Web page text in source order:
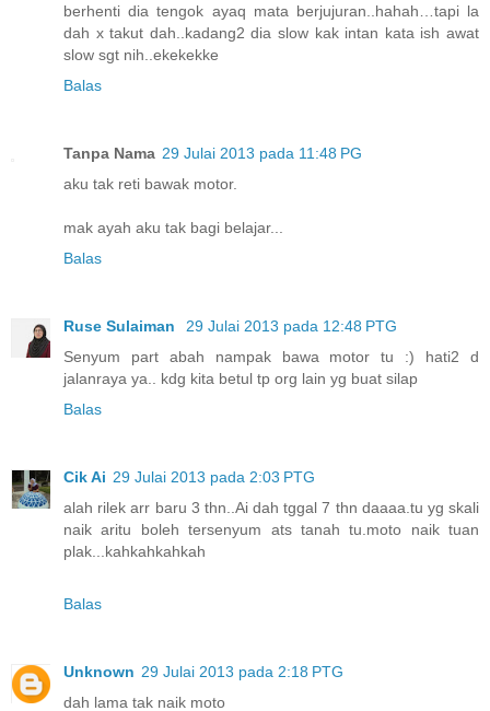
berhenti dia tengok ayaq mata berjujuran..hahah…tapi la
dah x takut dah..kadang2 dia slow kak intan kata ish awat
slow sgt nih..ekekekke
Balas
Tanpa Nama 29 Julai 2013 pada 11:48 PG
aku tak reti bawak motor.
mak ayah aku tak bagi belajar...
Balas
Ruse Sulaiman
29 Julai 2013 pada 12:48 PTG
Senyum part abah nampak bawa motor tu :) hati2 d
jalanraya ya.. kdg kita betul tp org lain yg buat silap
Balas
Cik Ai 29 Julai 2013 pada 2:03 PTG
alah rilek arr baru 3 thn..Ai dah tggal 7 thn daaaa.tu yg skali
naik aritu boleh tersenyum ats tanah tu.moto naik tuan
plak...kahkahkahkah
Balas
Unknown 29 Julai 2013 pada 2:18 PTG
dah lama tak naik moto